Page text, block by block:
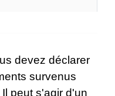
devez déclarer
survenus
peut s'agir d'un